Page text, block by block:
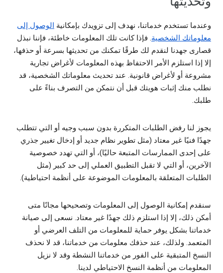
وعندما تستخدم خدماتنا، نهدف إلى تزويدك بإمكانية الوصول إلى
معلوماتك الشخصية. فإذا كانت تلك المعلومات خاطئة، فإننا نبذل
قصارى جهدنا لنقدم لك طرقًا تمكنك من تحديثها بسرعة أو حذفها،
إلا إذا استلزم الأمر الاحتفاظ بهذه المعلومات لأغراض تجارية
مشروعة أو لأغراض قانونية. عند تحديث معلوماتك الشخصية، قد
نطلب منك إثبات هويتك قبل أن نتمكن من التصرف بناءً على
طلبك.
يجوز لنا رفض الطلبات المتكررة بدون سبب وجيه أو التي تتطلب
جهدًا فنيًا غير معتاد (مثل تطوير نظام جديد أو إدخال تغيير جذري
على إحدى الممارسات المتبعة حاليًا)، أو التي تهدد خصوصية
الآخرين، أو التي لا تقبل التطبيق العملي إلى حد كبير (مثل
الطلبات المتعلقة بالمعلومات الموضوعة على أنظمة احتياطية).
سنقدم إمكانية الوصول إلى المعلومات وتصحيحها مجانًا متى
أمكن ذلك، إلا إذا استلزم ذلك جهدًا غير معتاد. نسعى إلى صيانة
خدماتنا بشكل يوفر حماية للمعلومات من التلف العرضي أو
المتعمد. ولذلك، عند حذفك معلومات من خدماتنا، قد لا نحذف
النسخ المتبقية على الفور من خدماتنا النشطة وقد لا نزيل
المعلومات من أنظمة النسخ الاحتياطي لدينا.